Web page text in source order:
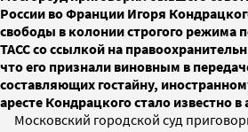
России во Франции Игоря
свободы в колонии строгого режима
ТАСС со ссылкой на
что его признали виновным в
составляющих гостайну,
аресте Кондрацкого стало известно в
Московский городской суд